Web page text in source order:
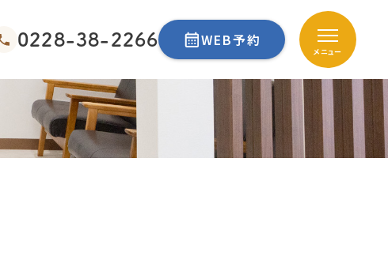
0228-38-2266 WEB予約
メニュー